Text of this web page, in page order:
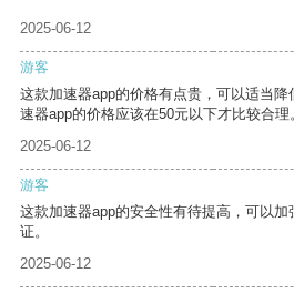
2025-06-12
游客
这款加速器app的价格有点贵，可以适当
速器app的价格应该在50元以下才比较合理
2025-06-12
游客
这款加速器app的安全性有待提高，可以
证。
2025-06-12